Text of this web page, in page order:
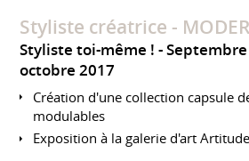
Styliste créatrice -
Styliste toi-même !
octobre 2017
Création d'une collection capsule
modulables
Exposition à la galerie d'art